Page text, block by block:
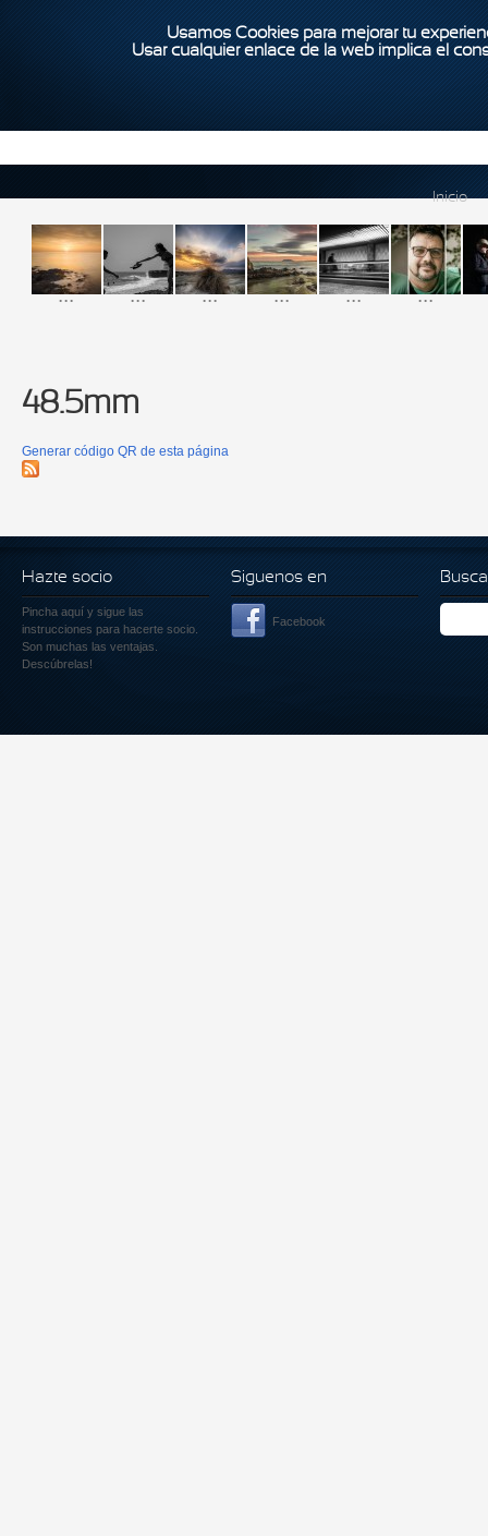
Usamos Cookies para mejorar tu
Usar cualquier enlace de la web implica el
Inicio
... ... ... ... ... ...
48.5mm
Generar código QR de esta página
Hazte socio
Pincha aquí y sigue las
instrucciones para hacerte socio.
Son muchas las ventajas.
Descúbrelas!
Siguenos en
Facebook